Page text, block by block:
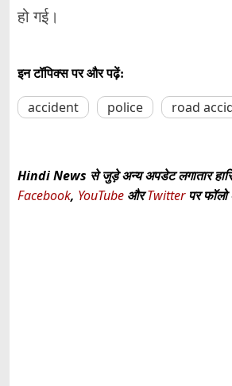
हो गई।
इन टॉपिक्स पर और पढ़ें:
accident police road
Hindi News से जुड़े अन्य अपडेट लगातार
Facebook, YouTube औरTwitterपर